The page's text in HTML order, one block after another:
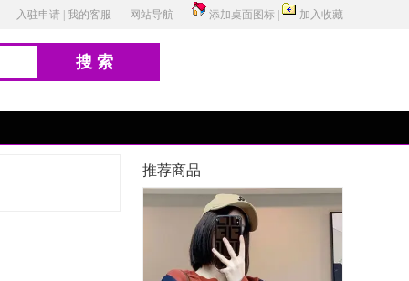
入驻申请 我的客服 网站导航 添加桌面图标 加入收藏
搜索
推荐商品